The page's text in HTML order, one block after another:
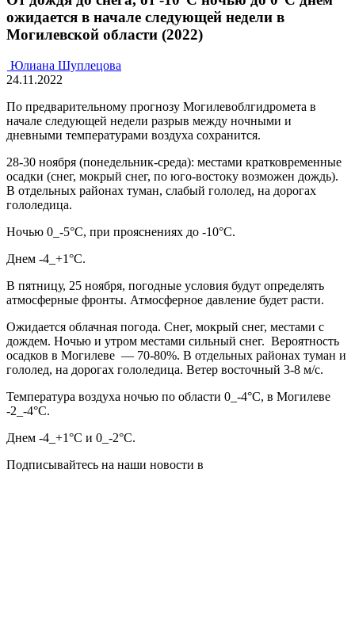
ожидается в начале следующей недели в
Могилевской области (2022)
Юлиана Шуплецова
24.11.2022
По предварительному прогнозу Могилевоблгидромета в
начале следующей недели разрыв между ночными и
дневными температурами воздуха сохранится.
28-30 ноября (понедельник-среда): местами кратковременные
осадки (снег, мокрый снег, по юго-востоку возможен дождь).
В отдельных районах туман, слабый гололед, на дорогах
гололедица.
Ночью 0_-5°С, при прояснениях до -10°С.
Днем -4_+1°С.
В пятницу, 25 ноября, погодные условия будут определять
атмосферные фронты. Атмосферное давление будет расти.
Ожидается облачная погода. Снег, мокрый снег, местами с
дождем. Ночью и утром местами сильный снег. Вероятность
осадков в Могилеве — 70-80%. В отдельных районах туман и
гололед, на дорогах гололедица. Ветер восточный 3-8 м/с.
Температура воздуха ночью по области 0_-4°С, в Могилеве
-2_-4°С.
Днем -4_+1°С и 0_-2°С.
Подписывайтесь на наши новости в